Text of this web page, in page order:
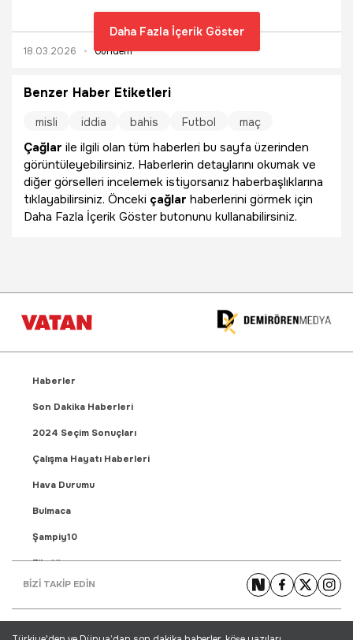
18.03.2026 Gündem
Daha Fazla İçerik Göster
Benzer Haber Etiketleri
misli iddia bahis Futbol maç
Çağlar ile ilgili olan tüm haberleri bu sayfa üzerinden
görüntüleyebilirsiniz. Haberlerin detaylarını okumak ve
diğer görselleri incelemek istiyorsanız haberbaşlıklarına
tıklayabilirsiniz. Önceki çağlar haberlerini görmek için
Daha Fazla İçerik Göster butonunu kullanabilirsiniz.
Haberler
Son Dakika Haberleri
2024 Seçim Sonuçları
Çalışma Hayatı Haberleri
Hava Durumu
Bulmaca
Şampiy10
Fikstür
Puan Durumu
BİZİ TAKİP EDİN